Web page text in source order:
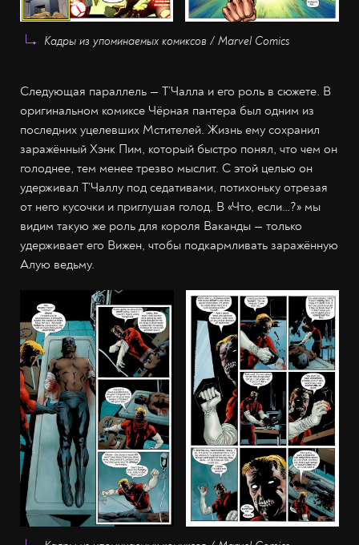
Кадры из упоминаемых комиксов / Marvel Comics
Следующая параллель — Т’Чалла и его роль в сюжете. В
оригинальном комиксе Чёрная пантера был одним из
последних уцелевших Мстителей. Жизнь ему сохранил
заражённый Хэнк Пим, который быстро понял, что чем он
голоднее, тем менее трезво мыслит. С этой целью он
удерживал Т’Чаллу под седативами, потихоньку отрезая
от него кусочки и приглушая голод. В «Что, если…?» мы
видим такую же роль для короля Ваканды — только
удерживает его Вижен, чтобы подкармливать заражённую
Алую ведьму.